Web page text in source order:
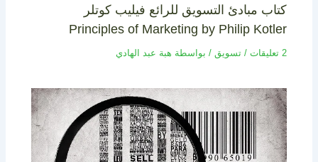
كتاب مبادئ التسويق للرائع فيليب كوتلر
Principles of Marketing by Philip Kotler
2 تعليقات /تسويق / بواسطة هبة عبد الهادي